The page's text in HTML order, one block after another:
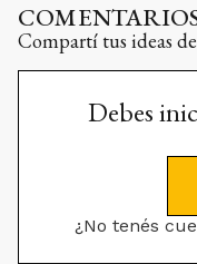
Compartí tus ideas
Debes
¿No tenés